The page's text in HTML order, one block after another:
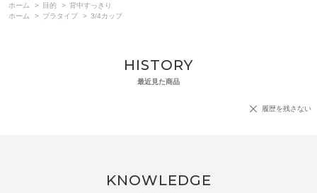
ホーム
> 目的 > 背中すっきり
ホーム
> ブラタイプ > 3/4カップ
HISTORY
最近見た商品
履歴を残さない
KNOWLEDGE